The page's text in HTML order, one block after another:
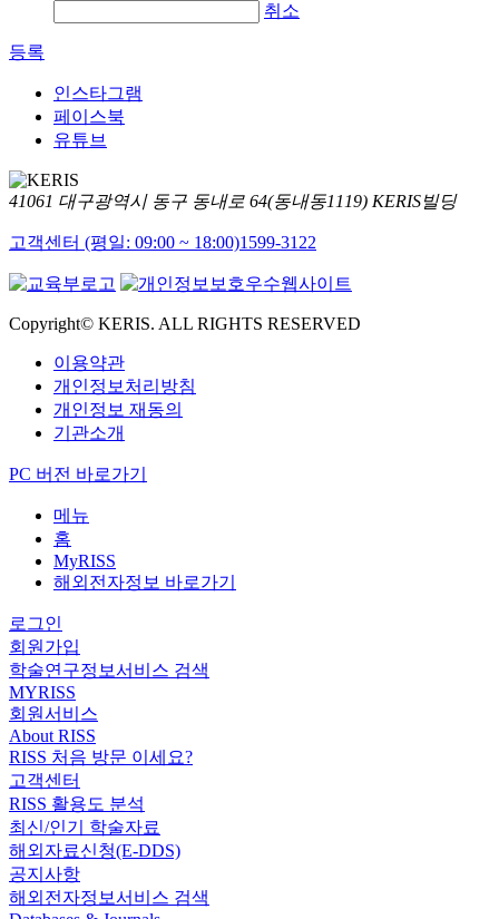
취소
등록
인스타그램
페이스북
유튜브
41061 대구광역시 동구 동내로 64(동내동1119) KERIS빌딩
고객센터 (평일: 09:00 ~ 18:00)1599-3122
Copyright© KERIS. ALL RIGHTS RESERVED
이용약관
개인정보처리방침
개인정보 재동의
기관소개
PC 버전 바로가기
메뉴
홈
MyRISS
해외전자정보 바로가기
로그인
회원가입
학술연구정보서비스 검색
MYRISS
회원서비스
About RISS
RISS 처음 방문 이세요?
고객센터
RISS 활용도 분석
최신/인기 학술자료
해외자료신청(E-DDS)
공지사항
해외전자정보서비스 검색